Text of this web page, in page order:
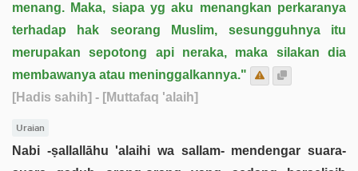
menang. Maka, siapa yg aku menangkan perkaranya
terhadap hak seorang Muslim, sesungguhnya itu
merupakan sepotong api neraka, maka silakan dia
membawanya atau meninggalkannya."
[Hadis sahih] - [Muttafaq 'alaih]
Uraian
Nabi -ṣallallāhu 'alaihi wa sallam- mendengar suara-